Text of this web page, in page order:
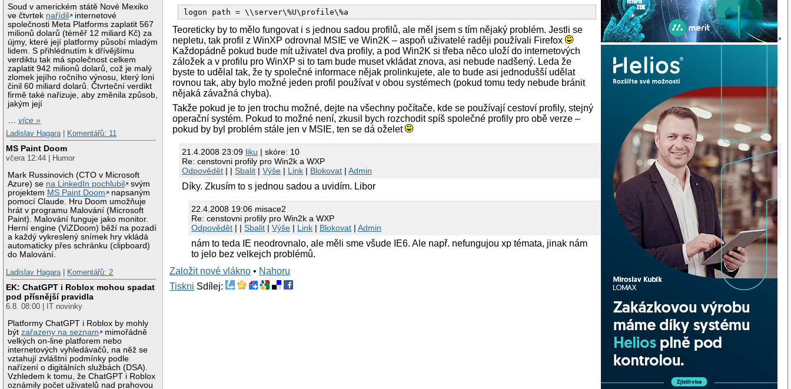
Soud v americkém státě Nové Mexiko
ve čtvrtek nařídil
internetové
společnosti Meta Platforms zaplatit 567
milionů dolarů (téměř 12 miliard Kč) za
újmy, které její platformy působí mladým
lidem. S přihlédnutím k dřívějšímu
verdiktu tak má společnost celkem
zaplatit 942 milionů dolarů, což je malý
zlomek jejího ročního výnosu, který loni
činil 60 miliard dolarů. Čtvrteční verdikt
firmě také nařizuje, aby změnila způsob,
jakým její
…více »
Ladislav Hagara
Komentářů: 11
MS Paint Doom
včera 12:44 | Humor
Mark Russinovich (CTO v Microsoft
Azure) se na LinkedIn pochlubil
svým
projektem MS Paint Doom
napsaným
pomocí Claude. Hru Doom umožňuje
hrát v programu Malování (Microsoft
Paint). Malování funguje jako monitor.
Herní engine (ViZDoom) běží na pozadí
a každý vykreslený snímek hry vkládá
automaticky přes schránku (clipboard)
do Malování.
Ladislav Hagara
Komentářů: 2
EK: ChatGPT i Roblox mohou spadat
pod přísnější pravidla
6.8. 08:00 | IT novinky
Platformy ChatGPT i Roblox by mohly
býtzařazeny na seznam
mimořádně
velkých on-line platforem nebo
internetových vyhledávačů, na něž se
vztahují zvláštní podmínky podle
nařízení o digitálních službách (DSA).
Vzhledem k tomu, že ChatGPT i Roblox
oznámily počet uživatelů nad prahovou
Teoreticky by to mělo fungovat i s jednou sadou profilů, ale měl jsem s tím nějaký problém. Jestli se
nepletu, tak profil z WinXP odrovnal MSIE ve Win2K – aspoň uživatelé raději používali Firefox
Každopádně pokud bude mít uživatel dva profily, a pod Win2K si třeba něco uloží do internetových
záložek a v profilu pro WinXP si to tam bude muset vkládat znova, asi nebude nadšený. Leda že
byste to udělal tak, že ty společné informace nějak prolinkujete, ale to bude asi jednodušší udělat
rovnou tak, aby bylo možné jeden profil používat v obou systémech (pokud tomu tedy nebude bránit
nějaká závažná chyba).
Takže pokud je to jen trochu možné, dejte na všechny počítače, kde se používají cestoví profily, stejný
operační systém. Pokud to možné není, zkusil bych rozchodit spíš společné profily pro obě verze –
pokud by byl problém stále jen v MSIE, ten se dá oželet
21.4.2008 23:09 liku | skóre: 10
Re: censtovni profily pro Win2k a WXP
Odpovědět | |Sbalit |Výše | Link | Blokovat |Admin
Díky. Zkusím to s jednou sadou a uvidím. Libor
22.4.2008 19:06 misace2
Re: censtovni profily pro Win2k a WXP
Odpovědět | |Sbalit |Výše | Link | Blokovat |Admin
nám to teda IE neodrovnalo, ale měli sme všude IE6. Ale např. nefungujou xp témata, jinak nám
to jelo bez velkejch problémů.
Založit nové vlákno • Nahoru
Tiskni Sdílej: